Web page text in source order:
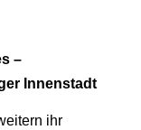
–
Innenstadt
ihr